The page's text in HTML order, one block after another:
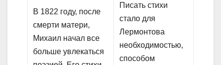
В 1822 году, после
смерти матери,
Михаил начал все
больше увлекаться
Писать стихи
стало для
Лермонтова
необходимостью,
способом